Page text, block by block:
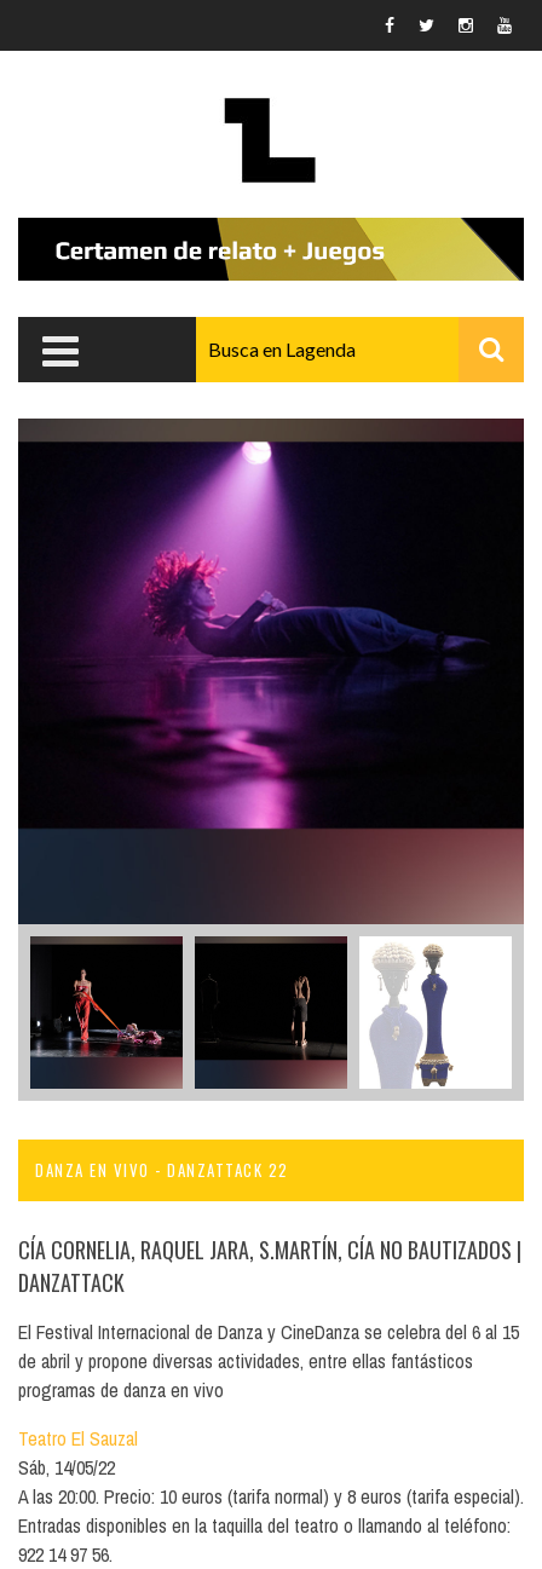
DANZA EN VIVO - DANZATTACK 22
CÍA CORNELIA, RAQUEL JARA, S.MARTÍN, CÍA NO BAUTIZADOS |
DANZATTACK
El Festival Internacional de Danza y CineDanza se celebra del 6 al 15
de abril y propone diversas actividades, entre ellas fantásticos
programas de danza en vivo
Teatro El Sauzal
Sáb, 14/05/22
A las 20:00. Precio: 10 euros (tarifa normal) y 8 euros (tarifa especial).
Entradas disponibles en la taquilla del teatro o llamando al teléfono:
922 14 97 56.